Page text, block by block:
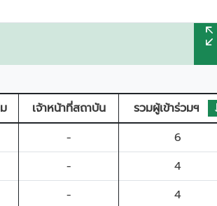
เจ้าหน้าที่สถาบัน
รวมผู้เข้าร่วมฯ
-
6
-
4
-
4